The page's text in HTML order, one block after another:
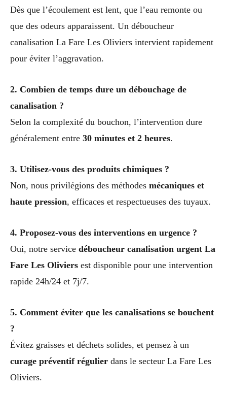
Dès que l’écoulement est lent, que l’eau remonte ou
que des odeurs apparaissent. Un déboucheur
canalisation La Fare Les Oliviers intervient rapidement
pour éviter l’aggravation.
2. Combien de temps dure un débouchage de
canalisation ?
Selon la complexité du bouchon, l’intervention dure
généralement entre 30 minutes et 2 heures.
3. Utilisez-vous des produits chimiques ?
Non, nous privilégions des méthodes mécaniques et
haute pression, efficaces et respectueuses des tuyaux.
4. Proposez-vous des interventions en urgence ?
Oui, notre service déboucheur canalisation urgent La
Fare Les Oliviers est disponible pour une intervention
rapide 24h/24 et 7j/7.
5. Comment éviter que les canalisations se bouchent
?
Évitez graisses et déchets solides, et pensez à un
curage préventif régulier dans le secteur La Fare Les
Oliviers.